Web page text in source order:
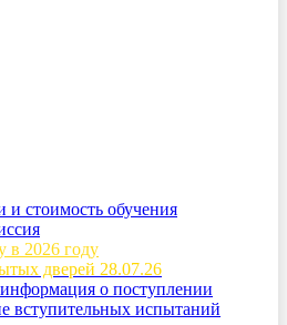
и стоимость обучения
в 2026 году
дверей 28.07.26
о поступлении
вступительных испытаний